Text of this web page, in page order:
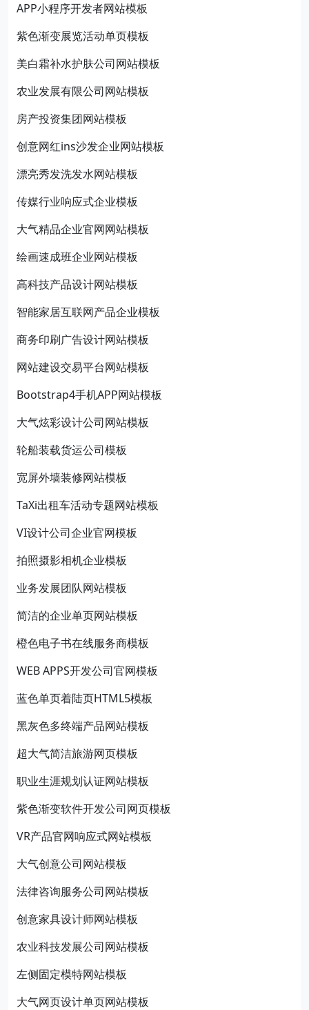
APP小程序开发者网站模板
紫色渐变展览活动单页模板
美白霜补水护肤公司网站模板
农业发展有限公司网站模板
房产投资集团网站模板
创意网红ins沙发企业网站模板
漂亮秀发洗发水网站模板
传媒行业响应式企业模板
大气精品企业官网网站模板
绘画速成班企业网站模板
高科技产品设计网站模板
智能家居互联网产品企业模板
商务印刷广告设计网站模板
网站建设交易平台网站模板
Bootstrap4手机APP网站模板
大气炫彩设计公司网站模板
轮船装载货运公司模板
宽屏外墙装修网站模板
TaXi出租车活动专题网站模板
VI设计公司企业官网模板
拍照摄影相机企业模板
业务发展团队网站模板
简洁的企业单页网站模板
橙色电子书在线服务商模板
WEB APPS开发公司官网模板
蓝色单页着陆页HTML5模板
黑灰色多终端产品网站模板
超大气简洁旅游网页模板
职业生涯规划认证网站模板
紫色渐变软件开发公司网页模板
VR产品官网响应式网站模板
大气创意公司网站模板
法律咨询服务公司网站模板
创意家具设计师网站模板
农业科技发展公司网站模板
左侧固定模特网站模板
大气网页设计单页网站模板